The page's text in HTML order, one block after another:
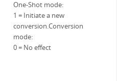
One-Shot mode:
1 = Initiate a new
conversion.Conversion
mode:
0 = No effect